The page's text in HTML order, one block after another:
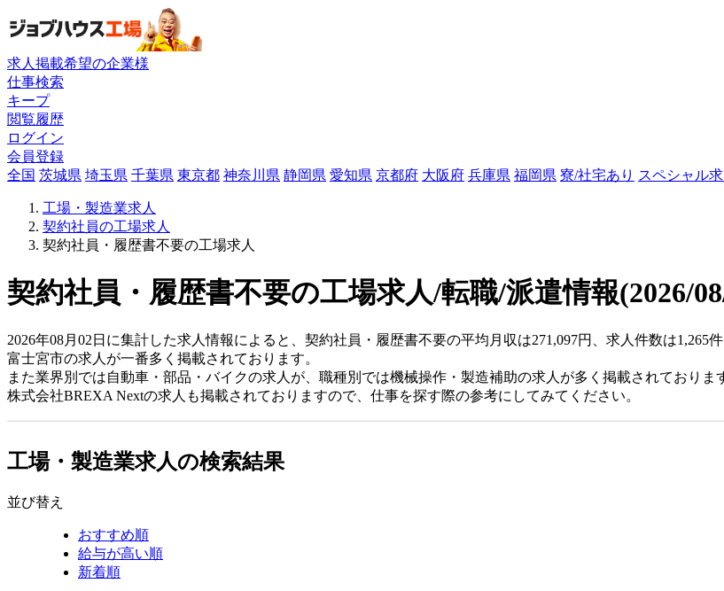
求人掲載希望の企業様
仕事検索
キープ
閲覧履歴
ログイン
会員登録
全国 茨城県 埼玉県 千葉県 東京都 神奈川県 静岡県 愛知県 京都府 大阪府 兵庫県 福岡県 寮/社宅あり スペシャル求
工場・製造業求人
契約社員の工場求人
契約社員・履歴書不要の工場求人
契約社員・履歴書不要の工場求人/転職/派遣情報(2026/
2026年08月02日に集計した求人情報によると、契約社員・履歴書不要の平均月収は271,097円、求人件数は1,265
富士宮市の求人が一番多く掲載されております。
また業界別では自動車・部品・バイクの求人が、職種別では機械操作・製造補助の求人が多く掲載されておりま
株式会社BREXA Nextの求人も掲載されておりますので、仕事を探す際の参考にしてみてください。
工場・製造業求人の検索結果
並び替え
おすすめ順
給与が高い順
新着順